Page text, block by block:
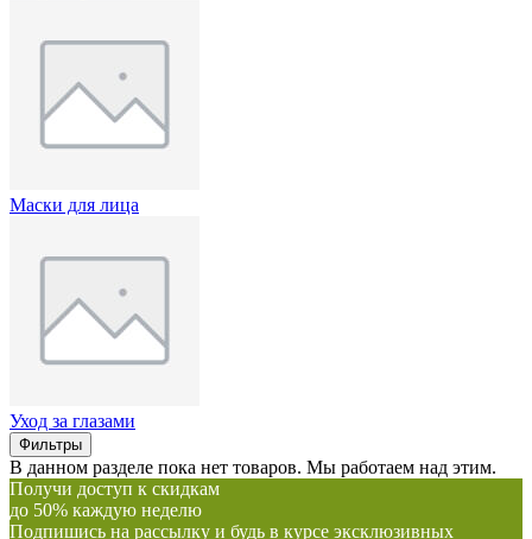
Маски для лица
Уход за глазами
Фильтры
В данном разделе пока нет товаров. Мы работаем над этим.
Получи доступ к скидкам
до 50% каждую неделю
Подпишись на рассылку и будь в курсе эксклюзивных